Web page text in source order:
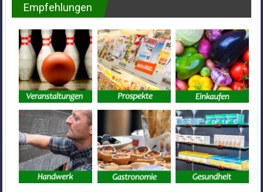
Empfehlungen